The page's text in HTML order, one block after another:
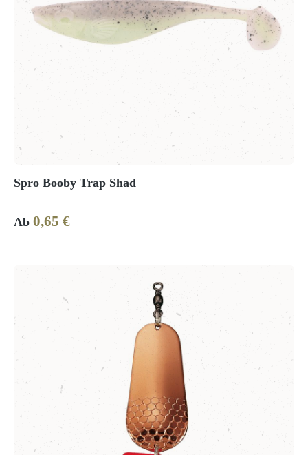
Spro Booby Trap Shad
Regulärer Preis:
Ab 0,65 €